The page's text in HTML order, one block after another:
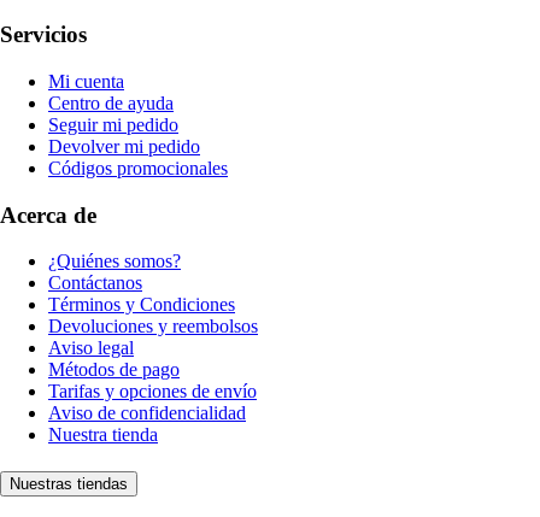
Servicios
Mi cuenta
Centro de ayuda
Seguir mi pedido
Devolver mi pedido
Códigos promocionales
Acerca de
¿Quiénes somos?
Contáctanos
Términos y Condiciones
Devoluciones y reembolsos
Aviso legal
Métodos de pago
Tarifas y opciones de envío
Aviso de confidencialidad
Nuestra tienda
Nuestras tiendas